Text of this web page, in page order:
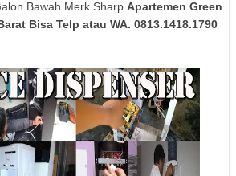
Bawah Merk Sharp Apartemen Green
Bisa Telp atau WA. 0813.1418.1790